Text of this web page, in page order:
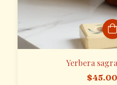
Yerbera